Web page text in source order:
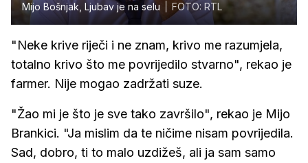
Mijo Bošnjak, Ljubav je na selu FOTO: RTL
"Neke krive riječi i ne znam, krivo me razumjela,
totalno krivo što me povrijedilo stvarno", rekao je
farmer. Nije mogao zadržati suze.
"Žao mi je što je sve tako završilo", rekao je Mijo
Brankici. "Ja mislim da te ničime nisam povrijedila.
Sad, dobro, ti to malo uzdižeš, ali ja sam samo